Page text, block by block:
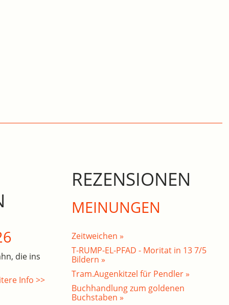
die ins
Info >>
REZENSIONEN
MEINUNGEN
Zeitweichen »
T-RUMP-EL-PFAD - Moritat in 13 7/5
Bildern »
Tram.Augenkitzel für Pendler »
Buchhandlung zum goldenen
Buchstaben »